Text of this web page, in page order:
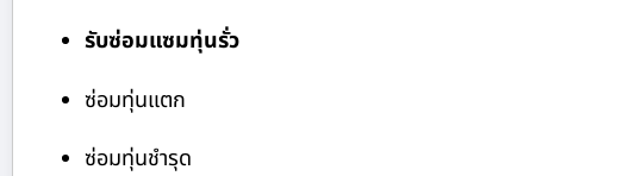
รับซ่อมแซมทุ่นรั่ว
ซ่อมทุ่นแตก
ซ่อมทุ่นชำรุด